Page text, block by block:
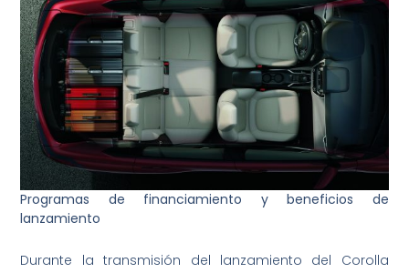
Programas de financiamiento y beneficios de
lanzamiento
Durante la transmisión del lanzamiento del Corolla